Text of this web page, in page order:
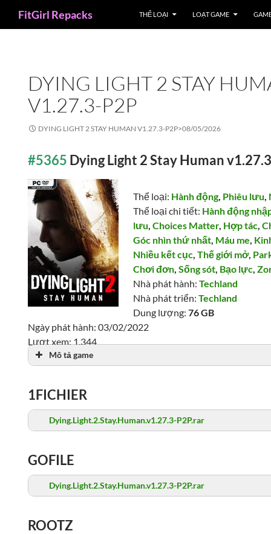
FitGirl Repacks THỂ LOẠI LOẠT GAME
DYING LIGHT 2 STAY
V1.27.3-P2P
DYING LIGHT 2 STAY HUMAN V1.27.3-P2P>08/05/2026
#5365 Dying Light 2 Stay Human
Thể loại: Hành động, Phiêu lưu,
Thể loại chi tiết: Hành động
lưu,Choices Matter, Hợp tác,
Góc nhìn thứ nhất, Máu me,
Nhiều kết cục,Thế giới mở,
Chơi đơn,Sống sót, Bạo lực,
Nhà phát hành:Techland
Nhà phát triển:Techland
Dung lượng:76 GB
Ngày phát hành: 03/02/2022
Lượt xem: 1,344
Mô tả game
1FICHIER
Dying.Light.2.Stay.Human.v1.27.3-P2P.rar
GOFILE
Dying.Light.2.Stay.Human.v1.27.3-P2P.rar
ROOTZ